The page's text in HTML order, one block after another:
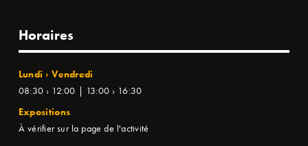
Horaires
Lundi › Vendredi
08:30 › 12:00 | 13:00 › 16:30
Expositions
À vérifier sur la page de l'activité